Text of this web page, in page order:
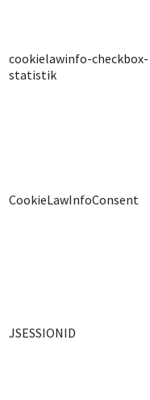
cookielawinfo-checkbox-
statistik
CookieLawInfoConsent
JSESSIONID